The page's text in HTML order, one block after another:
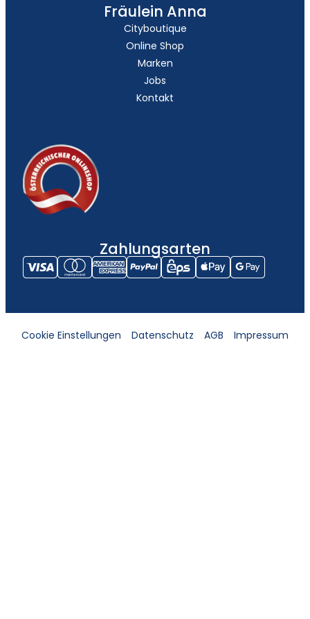
Fräulein Anna
Cityboutique
Online Shop
Marken
Jobs
Kontakt
Zahlungsarten
Cookie Einstellungen Datenschutz AGB Impressum